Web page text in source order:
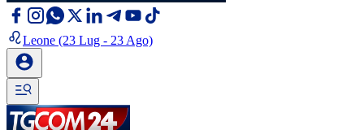
Leone (23 Lug - 23 Ago)